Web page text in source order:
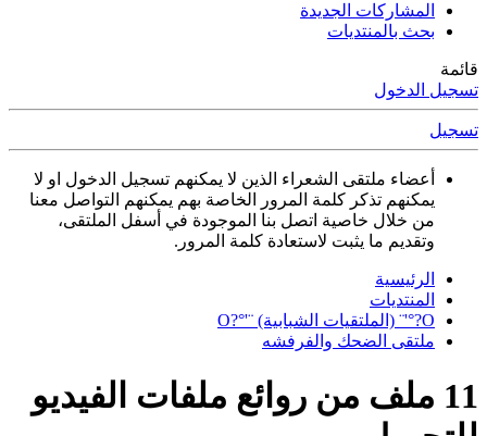
المشاركات الجديدة
بحث بالمنتديات
قائمة
تسجيل الدخول
تسجيل
أعضاء ملتقى الشعراء الذين لا يمكنهم تسجيل الدخول او لا
يمكنهم تذكر كلمة المرور الخاصة بهم يمكنهم التواصل معنا
من خلال خاصية اتصل بنا الموجودة في أسفل الملتقى،
وتقديم ما يثبت لاستعادة كلمة المرور.
الرئيسية
المنتديات
O?°'¨ (الملتقيات الشبابية) ¨'°?O
ملتقى الضحك والفرفشه
11 ملف من روائع ملفات الفيديو